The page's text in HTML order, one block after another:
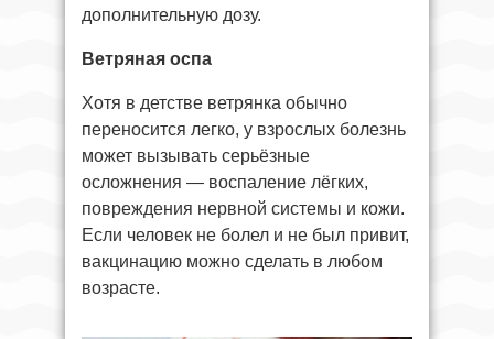
дополнительную дозу.
Ветряная оспа
Хотя в детстве ветрянка обычно
переносится легко, у взрослых болезнь
может вызывать серьёзные
осложнения — воспаление лёгких,
повреждения нервной системы и кожи.
Если человек не болел и не был привит,
вакцинацию можно сделать в любом
возрасте.